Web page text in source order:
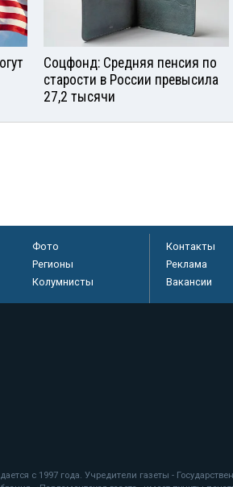
Соцфонд: Средняя пенсия по
старости в России превысила
27,2 тысячи
Фото
Регионы
Колумнисты
Контакты
Реклама
Вакансии
с 1997 года. Учредители газеты -